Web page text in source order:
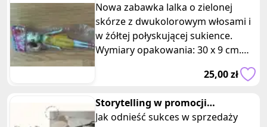
sukience
Nowa zabawka lalka o zielonej
skórze z dwukolorowym włosami i
w żółtej połyskującej sukience.
Wymiary opakowania: 30 x 9 cm.
Posiadam 3 takie same sztuki, ofert
25,00 zł
Storytelling w promocji
rękodzieła - klucz do sukcesu
Jak odnieść sukces w sprzedaży